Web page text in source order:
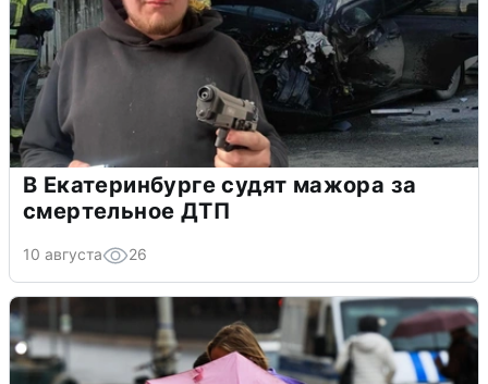
В Екатеринбурге судят мажора за
смертельное ДТП
10 августа 26